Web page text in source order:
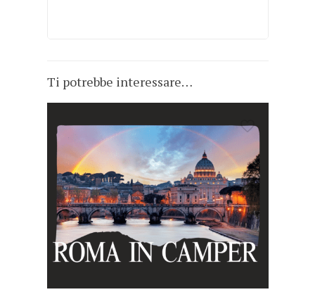
Ti potrebbe interessare…